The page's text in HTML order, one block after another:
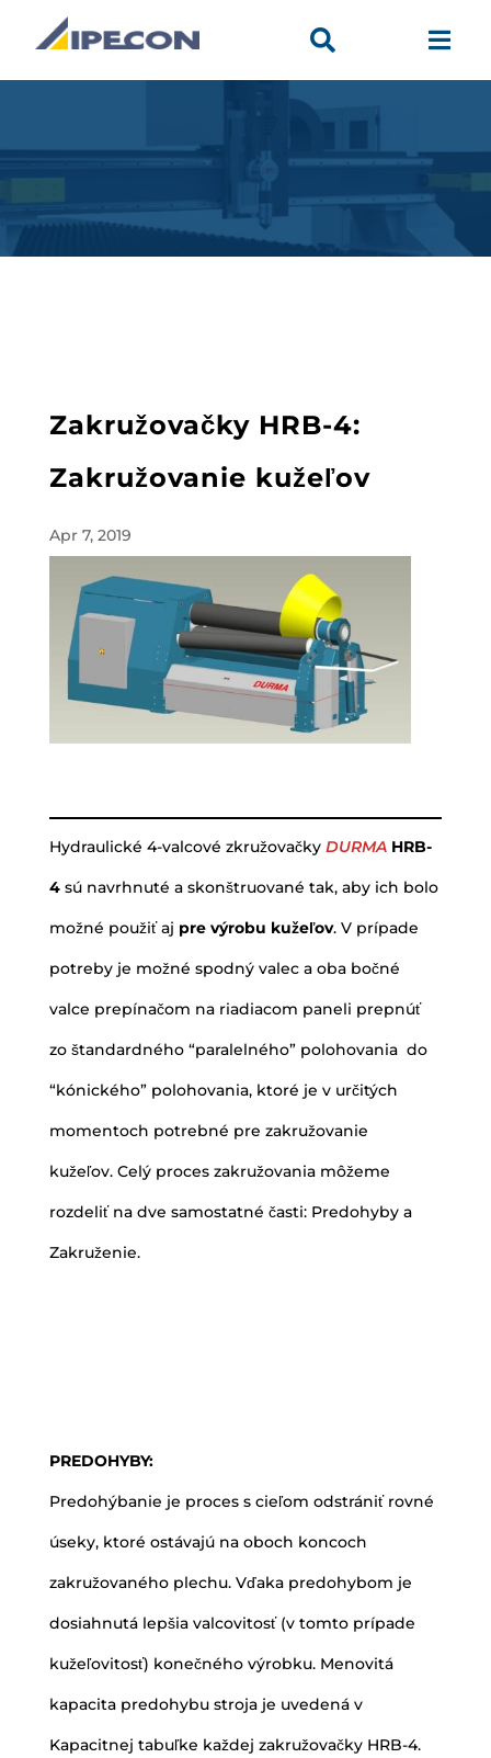
 
Zakružovačky HRB-4:
Zakružovanie kužeľov
Apr 7, 2019
Hydraulické 4-valcové zkružovačky DURMA HRB-
4sú navrhnuté a skonštruované tak, aby ich bolo
možné použiť aj pre výrobu kužeľov. V prípade
potreby je možné spodný valec a oba bočné
valce prepínačom na riadiacom paneli prepnúť
zo štandardného “paralelného” polohovania do
“kónického” polohovania, ktoré je v určitých
momentoch potrebné pre zakružovanie
kužeľov. Celý proces zakružovania môžeme
rozdeliť na dve samostatné časti: Predohyby a
Zakruženie.
PREDOHYBY:
Predohýbanie je proces s cieľom odstrániť rovné
úseky, ktoré ostávajú na oboch koncoch
zakružovaného plechu. Vďaka predohybom je
dosiahnutá lepšia valcovitosť (v tomto prípade
kužeľovitosť) konečného výrobku. Menovitá
kapacita predohybu stroja je uvedená v
Kapacitnej tabuľke každej zakružovačky HRB-4.